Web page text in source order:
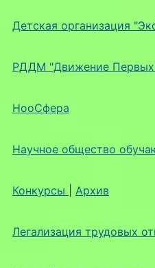
Детская организация
РДДМ "Движение
НооСфера
Научное общество
Конкурсы Архив
Легализация трудовых